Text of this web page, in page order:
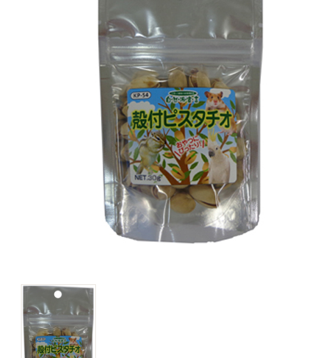
キャットフード
美容・ケア用品
服・おさんぽ用品
日用品（デイリー）
トリマーグッズ